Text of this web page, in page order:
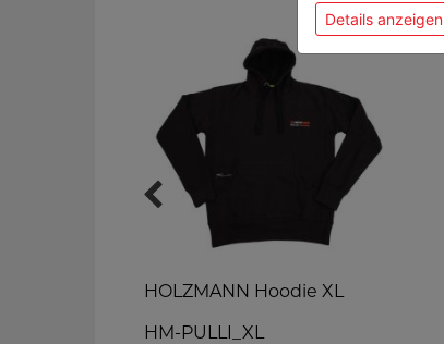
HOLZMANN Hoodie XL
HM-PULLI_XL
Details anzeigen